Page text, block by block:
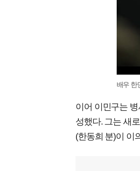
배우 한
이어 이민구는
성했다. 그는 새
(한동희 분)이 이